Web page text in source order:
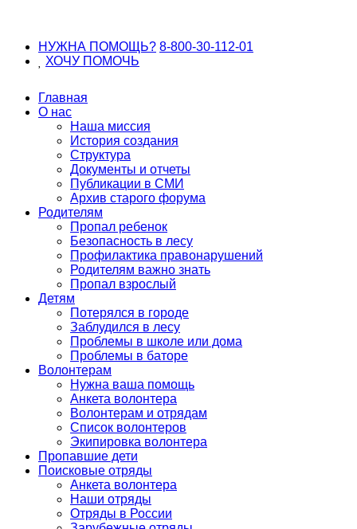
НУЖНА ПОМОЩЬ? 8-800-30-112-01
ХОЧУ ПОМОЧЬ
Главная
О нас
Наша миссия
История создания
Структура
Документы и отчеты
Публикации в СМИ
Архив старого форума
Родителям
Пропал ребенок
Безопасность в лесу
Профилактика правонарушений
Родителям важно знать
Пропал взрослый
Детям
Потерялся в городе
Заблудился в лесу
Проблемы в школе или дома
Проблемы в баторе
Волонтерам
Нужна ваша помощь
Анкета волонтера
Волонтерам и отрядам
Список волонтеров
Экипировка волонтера
Пропавшие дети
Поисковые отряды
Анкета волонтера
Наши отряды
Отряды в России